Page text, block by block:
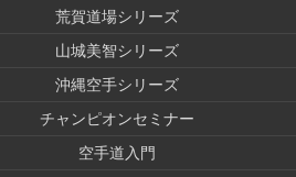
荒賀道場シリーズ
山城美智シリーズ
沖縄空手シリーズ
チャンピオンセミナー
空手道入門